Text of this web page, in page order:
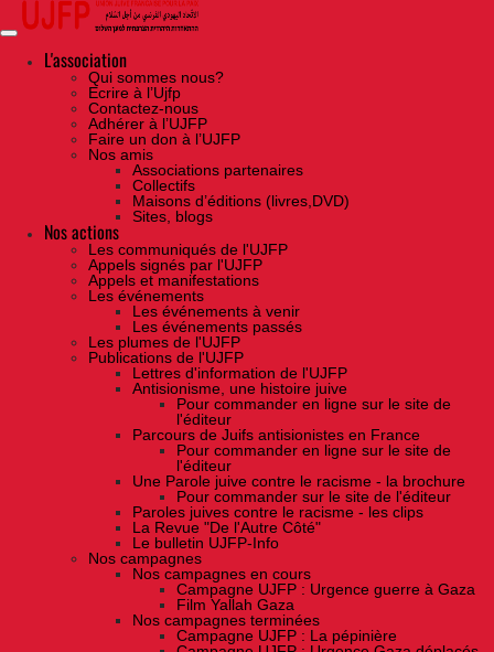
Skip
the
contentL'association
Qui sommes nous?
Ecrire à l’Ujfp
Contactez-nous
Adhérer à l’UJFP
Faire un don à l’UJFP
Nos amis
Associations partenaires
Collectifs
Maisons d’éditions (livres,DVD)
Sites, blogs
Nos actions
Les communiqués de l'UJFP
Appels signés par l'UJFP
Appels et manifestations
Les événements
Les événements à venir
Les événements passés
Les plumes de l'UJFP
Publications de l'UJFP
Lettres d'information de l'UJFP
Antisionisme, une histoire juive
Pour commander en ligne sur le site de
l'éditeur
Parcours de Juifs antisionistes en France
Pour commander en ligne sur le site de
l'éditeur
Une Parole juive contre le racisme - la brochure
Pour commander sur le site de l'éditeur
Paroles juives contre le racisme - les clips
La Revue "De l'Autre Côté"
Le bulletin UJFP-Info
Nos campagnes
Nos campagnes en cours
Campagne UJFP : Urgence guerre à Gaza
Film Yallah Gaza
Nos campagnes terminées
Campagne UJFP : La pépinière